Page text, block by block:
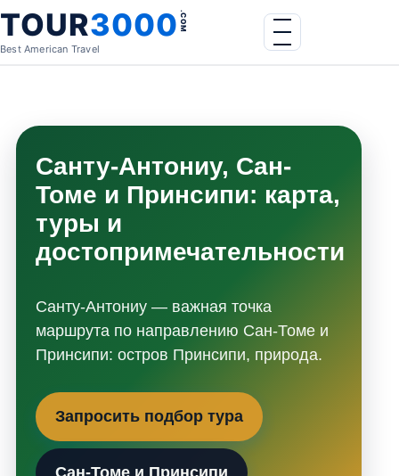
Skip to content
TOUR3000.COM
Best American Travel
Menu
Санту-Антониу, Сан-
Томе и Принсипи: карта,
туры и
достопримечательности
Санту-Антониу — важная точка
маршрута по направлению Сан-Томе и
Принсипи: остров Принсипи, природа.
Запросить подбор тура
Сан-Томе и Принсипи